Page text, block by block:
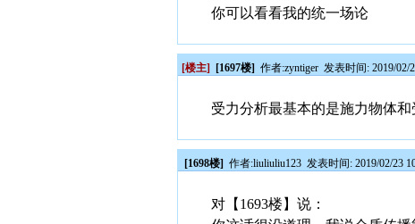
你可以看看我的统一场论
[楼主] [1697楼] 作者:zyntiger 发表时间: 2019/02/
受力分析最基本的是施力物体
[1698楼] 作者:liuliuliu123 发表时间: 2019/02/23
对【1693楼】说：